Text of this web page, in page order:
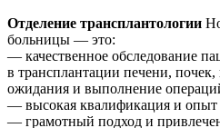
Отделение трансплантологии
больницы — это:
— качественное обследование
в трансплантации печени,
ожидания и выполнение
— высокая квалификация и опыт
— грамотный подход и